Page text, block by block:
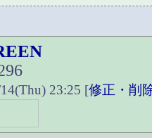
23:25 [修正・削